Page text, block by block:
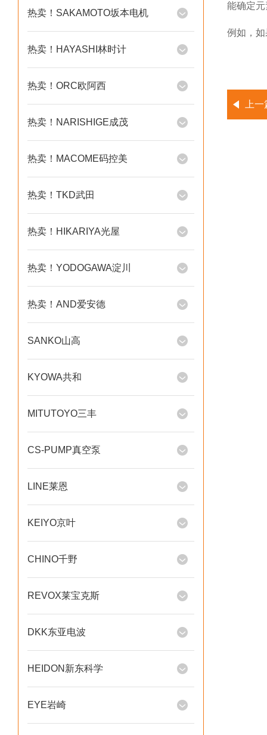
热卖！SAKAMOTO坂本电机
热卖！HAYASHI林时计
热卖！ORC欧阿西
热卖！NARISHIGE成茂
热卖！MACOME码控美
热卖！TKD武田
热卖！HIKARIYA光屋
热卖！YODOGAWA淀川
热卖！AND爱安德
SANKO山高
KYOWA共和
MITUTOYO三丰
CS-PUMP真空泵
LINE莱恩
KEIYO京叶
CHINO千野
REVOX莱宝克斯
DKK东亚电波
HEIDON新东科学
EYE岩崎
能确定
例如，
上